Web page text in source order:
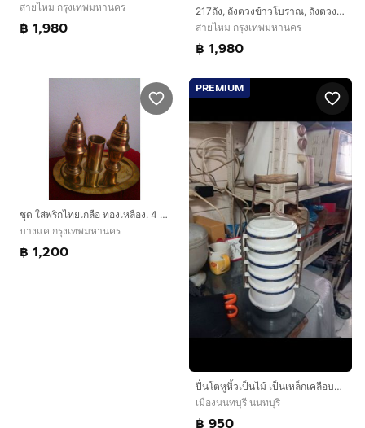
สายไหม กรุงเทพมหานคร
฿ 1,980
217ถัง, ถังตวงข้าวโบราณ, ถังตวงข้าว
สายไหม กรุงเทพมหานคร
฿ 1,980
ชุด ใส่พริกไทยเกลือ ทองเหลือง. 4 ชิ้น
บางแค กรุงเทพมหานคร
฿ 1,200
PREMIUM
ปิ่นโตหูหิ้วเป็นไม้ เป็นเหล็กเคลือบอีนาเมล Vintage ตรา Kockums Sweden หรือตรามงกุฎสวีเดน อายุประมาณ60-90 ปี สภาพสมบูรณ์
เมืองนนทบุรี นนทบุรี
฿ 950